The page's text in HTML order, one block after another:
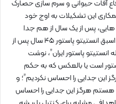
آفات حیوانی و سرم سازی حصارک
این تشکیلات به اوج خود
هایی، پس از یک سال از هم جدا
شدند اما دکتر مهدی قدسی رئیس اسبق انستیتو پاستور ۴۵ سال پس از
در کتاب “خدمات ۵۰ ساله انستیتو پاستور ایران”، نوشت
است یا بالعکس که به حکم
این جدایی را احساس نکردیم”؛ و
هرگز این جدایی را احساس